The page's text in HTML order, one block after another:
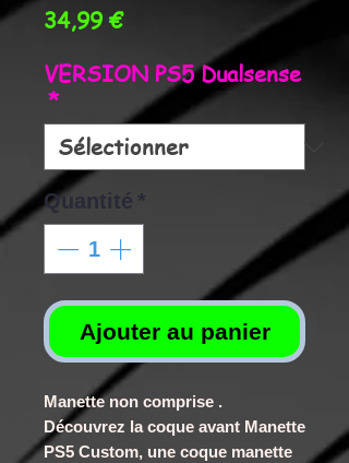
34,99 €Prix
VERSION PS5 Dualsense
*
Quantité *
Ajouter au panier
Manette non comprise .
Découvrez la coque avant Manette
PS5 Custom, une coque manette